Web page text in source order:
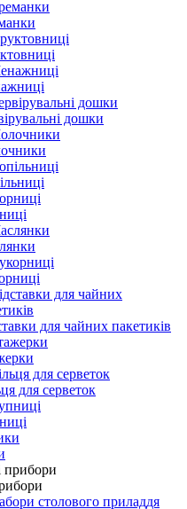
дошки
для чайних пакетиків
для серветок